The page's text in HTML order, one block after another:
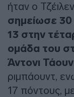
ήταν ο
σημείωσε
13 στην
ομάδα του
Άντονι
ριμπάουντ,
17 πόντους,